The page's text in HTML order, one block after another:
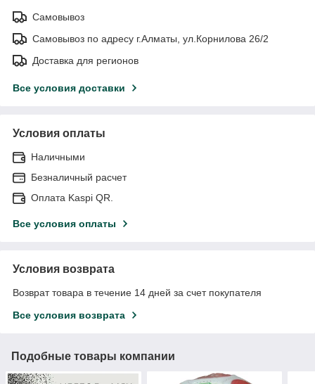
Самовывоз
Самовывоз по адресу г.Алматы, ул.Корнилова 26/2
Доставка для регионов
Все условия доставки
Условия оплаты
Наличными
Безналичный расчет
Оплата Kaspi QR.
Все условия оплаты
Условия возврата
Возврат товара в течение 14 дней за счет покупателя
Все условия возврата
Подобные товары компании